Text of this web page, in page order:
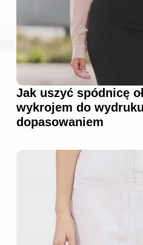
Jak uszyć spódnicę
wykrojem do
dopasowaniem